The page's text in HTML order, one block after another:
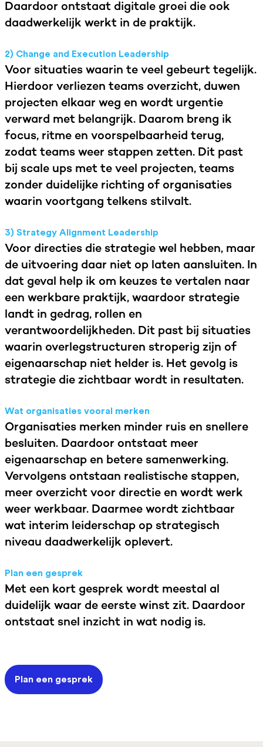
Daardoor ontstaat digitale groei die ook
daadwerkelijk werkt in de praktijk.
2) Change and Execution Leadership
Voor situaties waarin te veel gebeurt tegelijk.
Hierdoor verliezen teams overzicht, duwen
projecten elkaar weg en wordt urgentie
verward met belangrijk. Daarom breng ik
focus, ritme en voorspelbaarheid terug,
zodat teams weer stappen zetten. Dit past
bij scale ups met te veel projecten, teams
zonder duidelijke richting of organisaties
waarin voortgang telkens stilvalt.
3) Strategy Alignment Leadership
Voor directies die strategie wel hebben, maar
de uitvoering daar niet op laten aansluiten. In
dat geval help ik om keuzes te vertalen naar
een werkbare praktijk, waardoor strategie
landt in gedrag, rollen en
verantwoordelijkheden. Dit past bij situaties
waarin overlegstructuren stroperig zijn of
eigenaarschap niet helder is. Het gevolg is
strategie die zichtbaar wordt in resultaten.
Wat organisaties vooral merken
Organisaties merken minder ruis en snellere
besluiten. Daardoor ontstaat meer
eigenaarschap en betere samenwerking.
Vervolgens ontstaan realistische stappen,
meer overzicht voor directie en wordt werk
weer werkbaar. Daarmee wordt zichtbaar
wat interim leiderschap op strategisch
niveau daadwerkelijk oplevert.
Plan een gesprek
Met een kort gesprek wordt meestal al
duidelijk waar de eerste winst zit. Daardoor
ontstaat snel inzicht in wat nodig is.
Plan een gesprek